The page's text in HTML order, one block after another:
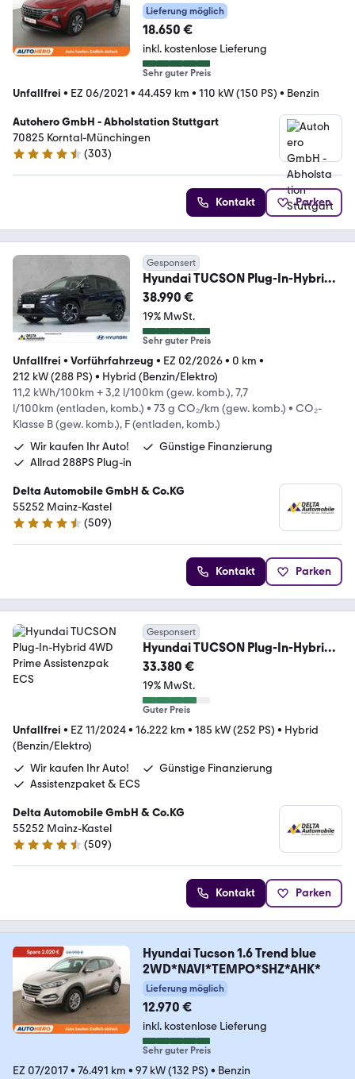
2WD *NAV*ACC*CAM*PDC*SHZ
Lieferung möglich
18.650 €
inkl. kostenlose Lieferung
Sehr guter Preis
Unfallfrei • EZ 06/2021 • 44.459 km • 110 kW (150 PS) • Benzin
Autohero GmbH - Abholstation Stuttgart
70825 Korntal-Münchingen
4.4 Sterne
(303)
Kontakt Parken
Gesponsert
Hyundai TUCSON Plug-In-Hybrid
N-Line Alcantara 4WD 288PS
38.990 €
19% MwSt.
Sehr guter Preis
Unfallfrei • Vorführfahrzeug • EZ 02/2026• 0 km •
212 kW (288 PS) • Hybrid (Benzin/Elektro)
11,2 kWh/100km + 3,2 l/100km (gew. komb.), 7,7
l/100km (entladen, komb.) • 73 g CO₂/km (gew. komb.) • CO₂-
Klasse B (gew. komb.), F (entladen, komb.)
Wir kaufen Ihr Auto!
Günstige Finanzierung
Allrad 288PS Plug-in
Delta Automobile GmbH & Co.KG
55252 Mainz-Kastel
4.7 Sterne
(509)
Kontakt Parken
Gesponsert
Hyundai TUCSON Plug-In-Hybrid
4WD Prime Assistenzpak ECS
33.380 €
19% MwSt.
Guter Preis
Unfallfrei • EZ 11/2024• 16.222 km • 185 kW (252 PS) • Hybrid
(Benzin/Elektro)
Wir kaufen Ihr Auto!
Günstige Finanzierung
Assistenzpaket & ECS
Delta Automobile GmbH & Co.KG
55252 Mainz-Kastel
4.7 Sterne
(509)
Kontakt Parken
Hyundai Tucson 1.6 Trend blue
2WD*NAVI*TEMPO*SHZ*AHK*
Lieferung möglich
12.970 €
inkl. kostenlose Lieferung
Sehr guter Preis
EZ 07/2017• 76.491 km • 97 kW (132 PS) • Benzin